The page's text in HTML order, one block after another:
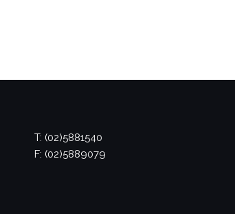
T: (02)5881540
F: (02)5889079